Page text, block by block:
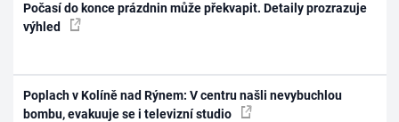
Počasí do konce prázdnin může překvapit. Detaily prozrazuje
výhled
Poplach v Kolíně nad Rýnem: V centru našli nevybuchlou
bombu, evakuuje se i televizní studio